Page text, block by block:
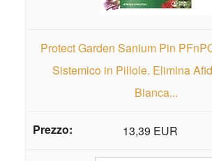
Protect Garden Sanium Pin
Sistemico in Pillole. Elimina
Bianca...
13,39 EUR